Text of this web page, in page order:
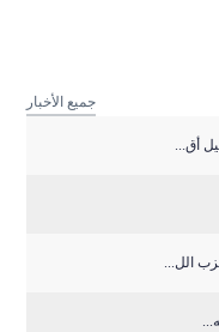
جميع الأخبار
أق...
الل...